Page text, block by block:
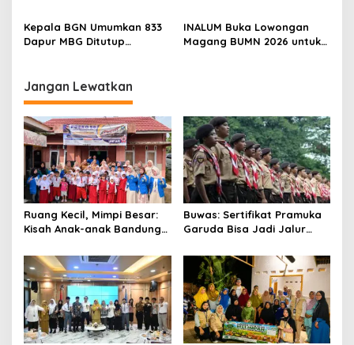
Biaya Sekolah dan Kuliah
Kemendikdasmen Tunggu
Implikasi Putusan
Kepala BGN Umumkan 833
Dapur MBG Ditutup
INALUM Buka Lowongan
Magang BUMN 2026 untuk
Jangan Lewatkan
Ruang Kecil, Mimpi Besar:
Kisah Anak-anak Bandung
Lewat Literasi
Buwas: Sertifikat Pramuka
Garuda Bisa Jadi Jalur
dan Perguruan Tinggi